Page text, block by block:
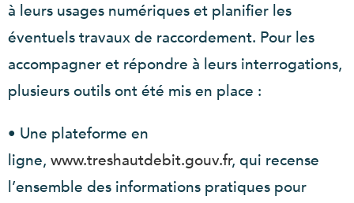
à leurs usages numériques et planifier les
éventuels travaux de raccordement. Pour les
accompagner et répondre à leurs interrogations,
plusieurs outils ont été mis en place :
• Une plateforme en
ligne, www.treshautdebit.gouv.fr, qui recense
l’ensemble des informations pratiques pour